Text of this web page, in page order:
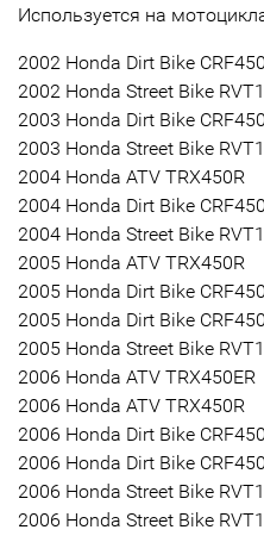
Используется на
2002 Honda Dirt Bike
2002 Honda Street Bike
2003 Honda Dirt Bike
2003 Honda Street Bike
2004 Honda ATV TRX450R
2004 Honda Dirt Bike
2004 Honda Street Bike
2005 Honda ATV TRX450R
2005 Honda Dirt Bike
2005 Honda Dirt Bike
2005 Honda Street Bike
2006 Honda ATV TRX450ER
2006 Honda ATV TRX450R
2006 Honda Dirt Bike
2006 Honda Dirt Bike
2006 Honda Street Bike
2006 Honda Street Bike